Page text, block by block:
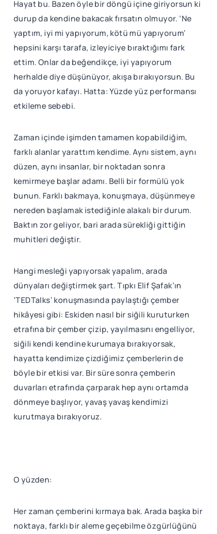
Hayat bu. Bazen öyle bir döngü içine giriyorsun ki
durup da kendine bakacak fırsatın olmuyor. ‘Ne
yaptım, iyi mi yapıyorum, kötü mü yapıyorum’
hepsini karşı tarafa, izleyiciye bıraktığımı fark
ettim. Onlar da beğendikçe, iyi yapıyorum
herhalde diye düşünüyor, akışa bırakıyorsun. Bu
da yoruyor kafayı. Hatta: Yüzde yüz performansı
etkileme sebebi.
Zaman içinde işimden tamamen kopabildiğim,
farklı alanlar yarattım kendime. Aynı sistem, aynı
düzen, aynı insanlar, bir noktadan sonra
kemirmeye başlar adamı. Belli bir formülü yok
bunun. Farklı bakmaya, konuşmaya, düşünmeye
nereden başlamak istediğinle alakalı bir durum.
Baktın zor geliyor, bari arada sürekliği gittiğin
muhitleri değiştir.
Hangi mesleği yapıyorsak yapalım, arada
dünyaları değiştirmek şart. Tıpkı Elif Şafak’ın
‘TEDTalks’ konuşmasında paylaştığı çember
hikâyesi gibi: Eskiden nasıl bir siğili kuruturken
etrafına bir çember çizip, yayılmasını engelliyor,
siğili kendi kendine kurumaya bırakıyorsak,
hayatta kendimize çizdiğimiz çemberlerin de
böyle bir etkisi var. Bir süre sonra çemberin
duvarları etrafında çarparak hep aynı ortamda
dönmeye başlıyor, yavaş yavaş kendimizi
kurutmaya bırakıyoruz.
O yüzden:
Her zaman çemberini kırmaya bak. Arada başka bir
noktaya, farklı bir aleme geçebilme özgürlüğünü